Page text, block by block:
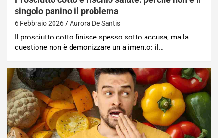
singolo panino il problema
6 Febbraio 2026 Aurora De Santis
Il prosciutto cotto finisce spesso sotto accusa, ma la
questione non è demonizzare un alimento: il…